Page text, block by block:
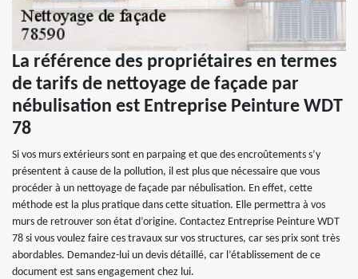
La référence des propriétaires en termes
de tarifs de nettoyage de façade par
nébulisation est Entreprise Peinture WDT
78
Si vos murs extérieurs sont en parpaing et que des encroûtements s’y
présentent à cause de la pollution, il est plus que nécessaire que vous
procéder à un nettoyage de façade par nébulisation. En effet, cette
méthode est la plus pratique dans cette situation. Elle permettra à vos
murs de retrouver son état d’origine. Contactez Entreprise Peinture WDT
78 si vous voulez faire ces travaux sur vos structures, car ses prix sont très
abordables. Demandez-lui un devis détaillé, car l’établissement de ce
document est sans engagement chez lui.